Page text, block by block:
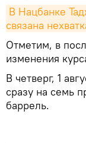
В Нацбанке
связана
Отметим, в
изменения
В четверг, 1
сразу на семь
баррель.